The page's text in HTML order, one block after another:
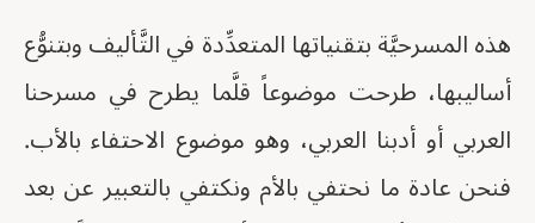
هذه المسرحيَّة بتقنياتها المتعدِّدة في التَّأليف وبتنوُّع
أساليبها، طرحت موضوعاً قلَّما يطرح في مسرحنا
العربي أو أدبنا العربي، وهو موضوع الاحتفاء بالأب.
فنحن عادة ما نحتفي بالأم ونكتفي بالتعبير عن بعد